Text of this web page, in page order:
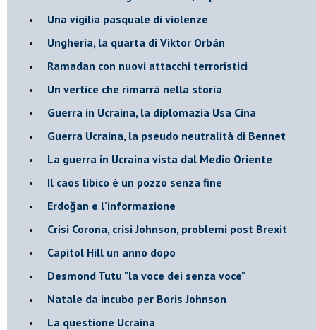
Una vigilia pasquale di violenze
Ungheria, la quarta di Viktor Orbán
Ramadan con nuovi attacchi terroristici
Un vertice che rimarrà nella storia
Guerra in Ucraina, la diplomazia Usa Cina
Guerra Ucraina, la pseudo neutralità di Bennet
La guerra in Ucraina vista dal Medio Oriente
​Il caos libico è un pozzo senza fine
Erdoğan e l'informazione
Crisi Corona, crisi Johnson, problemi post Brexit
Capitol Hill un anno dopo
Desmond Tutu "la voce dei senza voce"
Natale da incubo per Boris Johnson
La questione Ucraina